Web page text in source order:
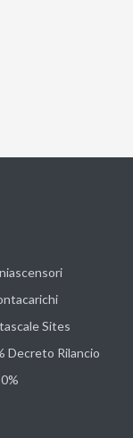
Sites
Decreto Rilancio